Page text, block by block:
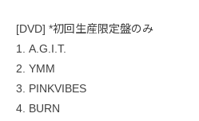
[DVD] *初回生産限定盤のみ
1. A.G.I.T.
2. YMM
3. PINKVIBES
4. BURN